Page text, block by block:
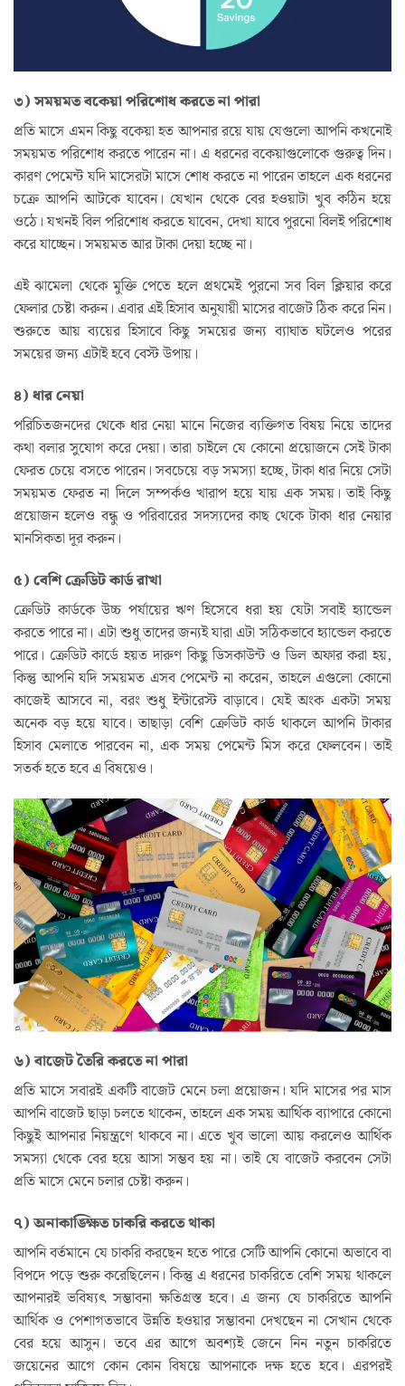
৩) সময়মত বকেয়া পরিশোধ করতে না পারা
প্রতি মাসে এমন কিছু বকেয়া হত আপনার রয়ে যায় যেগুলো আপনি কখনোই
সময়মত পরিশোধ করতে পারেন না। এ ধরনের বকেয়াগুলোকে গুরুত্ব দিন।
কারণ পেমেন্ট যদি মাসেরটা মাসে শোধ করতে না পারেন তাহলে এক ধরনের
চক্রে আপনি আটকে যাবেন। যেখান থেকে বের হওয়াটা খুব কঠিন হয়ে
ওঠে। যখনই বিল পরিশোধ করতে যাবেন, দেখা যাবে পুরনো বিলই পরিশোধ
করে যাচ্ছেন। সময়মত আর টাকা দেয়া হচ্ছে না।
এই ঝামেলা থেকে মুক্তি পেতে হলে প্রথমেই পুরনো সব বিল ক্লিয়ার করে
ফেলার চেষ্টা করুন। এবার এই হিসাব অনুযায়ী মাসের বাজেট ঠিক করে নিন।
শুরুতে আয় ব্যয়ের হিসাবে কিছু সময়ের জন্য ব্যাঘাত ঘটলেও পরের
সময়ের জন্য এটাই হবে বেস্ট উপায়।
৪) ধার নেয়া
পরিচিতজনদের থেকে ধার নেয়া মানে নিজের ব্যক্তিগত বিষয় নিয়ে তাদের
কথা বলার সুযোগ করে দেয়া। তারা চাইলে যে কোনো প্রয়োজনে সেই টাকা
ফেরত চেয়ে বসতে পারেন। সবচেয়ে বড় সমস্যা হচ্ছে, টাকা ধার নিয়ে সেটা
সময়মত ফেরত না দিলে সম্পর্কও খারাপ হয়ে যায় এক সময়। তাই কিছু
প্রয়োজন হলেও বন্ধু ও পরিবারের সদস্যদের কাছ থেকে টাকা ধার নেয়ার
মানসিকতা দূর করুন।
৫) বেশি ক্রেডিট কার্ড রাখা
ক্রেডিট কার্ডকে উচ্চ পর্যায়ের ঋণ হিসেবে ধরা হয় যেটা সবাই হ্যান্ডেল
করতে পারে না। এটা শুধু তাদের জন্যই যারা এটা সঠিকভাবে হ্যান্ডেল করতে
পারে। ক্রেডিট কার্ডে হয়ত দারুণ কিছু ডিসকাউন্ট ও ডিল অফার করা হয়,
কিন্তু আপনি যদি সময়মত এসব পেমেন্ট না করেন, তাহলে এগুলো কোনো
কাজেই আসবে না, বরং শুধু ইন্টারেস্ট বাড়াবে। যেই অংক একটা সময়
অনেক বড় হয়ে যাবে। তাছাড়া বেশি ক্রেডিট কার্ড থাকলে আপনি টাকার
হিসাব মেলাতে পারবেন না, এক সময় পেমেন্ট মিস করে ফেলবেন। তাই
সতর্ক হতে হবে এ বিষয়েও।
৬) বাজেট তৈরি করতে না পারা
প্রতি মাসে সবারই একটি বাজেট মেনে চলা প্রয়োজন। যদি মাসের পর মাস
আপনি বাজেট ছাড়া চলতে থাকেন, তাহলে এক সময় আর্থিক ব্যাপারে কোনো
কিছুই আপনার নিয়ন্ত্রণে থাকবে না। এতে খুব ভালো আয় করলেও আর্থিক
সমস্যা থেকে বের হয়ে আসা সম্ভব হয় না। তাই যে বাজেট করবেন সেটা
প্রতি মাসে মেনে চলার চেষ্টা করুন।
৭) অনাকাঙ্ক্ষিত চাকরি করতে থাকা
আপনি বর্তমানে যে চাকরি করছেন হতে পারে সেটি আপনি কোনো অভাবে বা
বিপদে পড়ে শুরু করেছিলেন। কিন্তু এ ধরনের চাকরিতে বেশি সময় থাকলে
আপনারই ভবিষ্যৎ সম্ভাবনা ক্ষতিগ্রস্ত হবে। এ জন্য যে চাকরিতে আপনি
আর্থিক ও পেশাগতভাবে উন্নতি হওয়ার সম্ভাবনা দেখছেন না সেখান থেকে
বের হয়ে আসুন। তবে এর আগে অবশ্যই জেনে নিন নতুন চাকরিতে
জয়েনের আগে কোন কোন বিষয়ে আপনাকে দক্ষ হতে হবে। এরপরই